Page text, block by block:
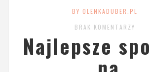
BY OLENKADUBER.PL
BRAK KOMENTARZY
Najlepsze